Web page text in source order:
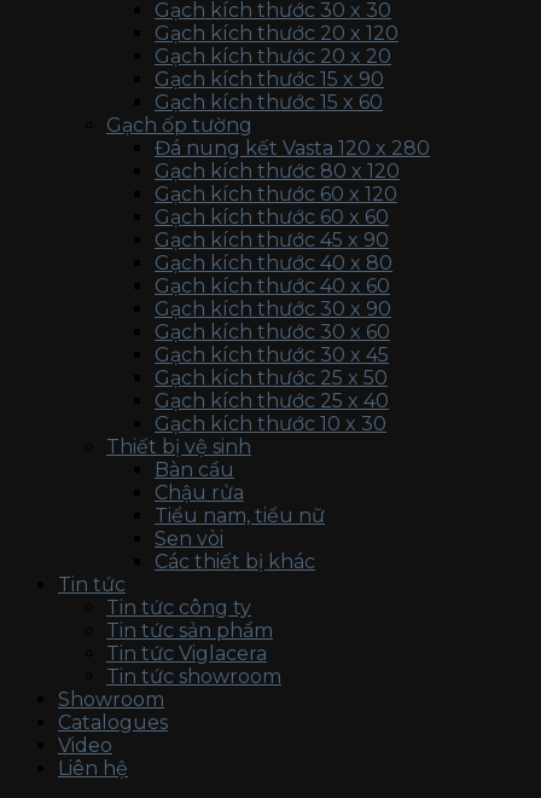
Gạch kích thước 30 x 30
Gạch kích thước 20 x 120
Gạch kích thước 20 x 20
Gạch kích thước 15 x 90
Gạch kích thước 15 x 60
Gạch ốp tường
Đá nung kết Vasta 120 x 280
Gạch kích thước 80 x 120
Gạch kích thước 60 x 120
Gạch kích thước 60 x 60
Gạch kích thước 45 x 90
Gạch kích thước 40 x 80
Gạch kích thước 40 x 60
Gạch kích thước 30 x 90
Gạch kích thước 30 x 60
Gạch kích thước 30 x 45
Gạch kích thước 25 x 50
Gạch kích thước 25 x 40
Gạch kích thước 10 x 30
Thiết bị vệ sinh
Bàn cầu
Chậu rửa
Tiểu nam, tiểu nữ
Sen vòi
Các thiết bị khác
Tin tức
Tin tức công ty
Tin tức sản phẩm
Tin tức Viglacera
Tin tức showroom
Showroom
Catalogues
Video
Liên hệ